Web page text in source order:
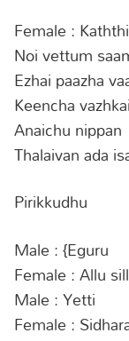
Female :
Noi vettum
Ezhai paazha
Keencha
Anaichu nippan
Thalaivan ada
Pirikkudhu
Male : {Eguru
Female : Allu
Male : Yetti
Female :